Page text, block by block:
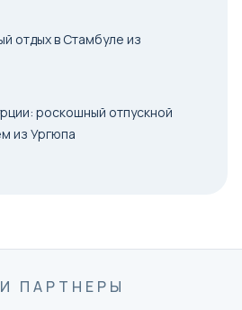
отдых в Стамбуле из
роскошный отпускной
из Ургюпа
ПАРТНЕРЫ